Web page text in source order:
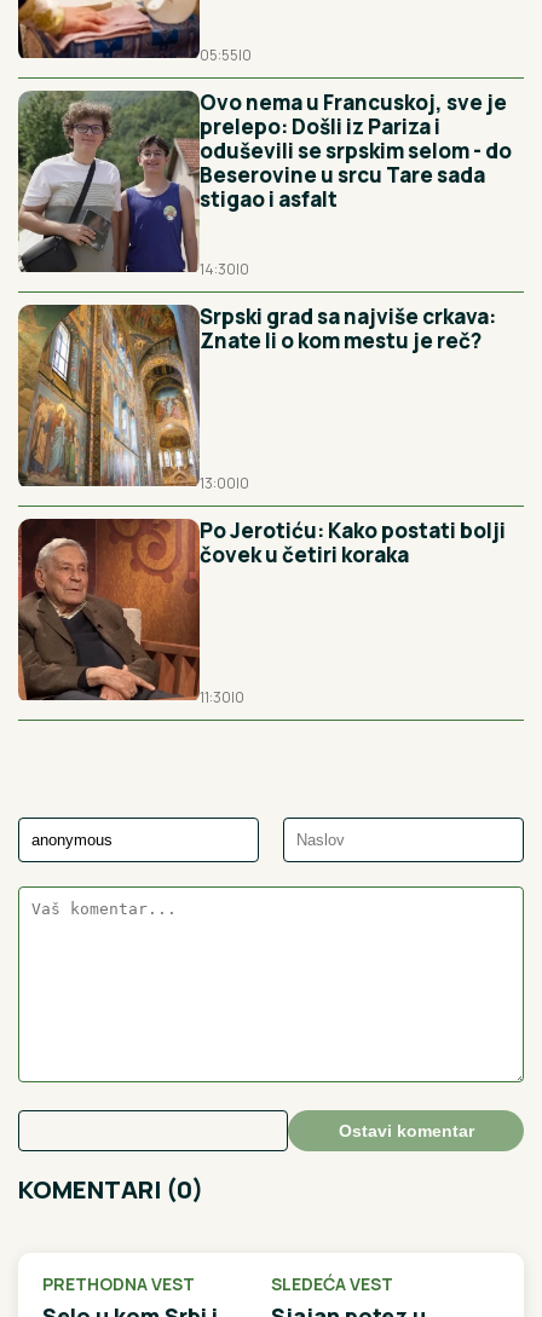
05:55|0
Ovo nema u Francuskoj, sve je
prelepo: Došli iz Pariza i
oduševili se srpskim selom - do
Beserovine u srcu Tare sada
stigao i asfalt
14:30|0
Srpski grad sa najviše crkava:
Znate li o kom mestu je reč?
13:00|0
Po Jerotiću: Kako postati bolji
čovek u četiri koraka
11:30|0
Ostavi komentar
KOMENTARI (0)
PRETHODNA VEST SLEDEĆA VEST